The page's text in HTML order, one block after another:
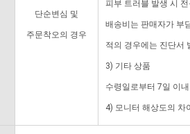
단순변심 및
주문착오의 경우
피부 트러블 발생 시
배송비는 판매자가 부
적의 경우에는 진단서
3) 기타 상품
수령일로부터 7일 이
4) 모니터 해상도의 차